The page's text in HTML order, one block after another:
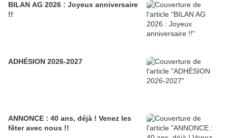
BILAN AG 2026 : Joyeux anniversaire
!!
ADHÉSION 2026-2027
ANNONCE : 40 ans, déjà ! Venez les
fêter avec nous !!